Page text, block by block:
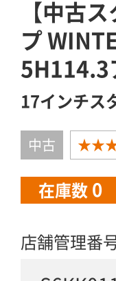
【中古
プ
17インチス
中古
在庫数 0
店舗管理番